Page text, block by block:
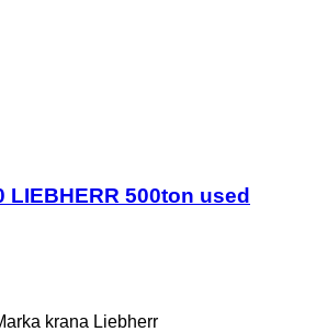
LIEBHERR 500ton used
krana Liebherr